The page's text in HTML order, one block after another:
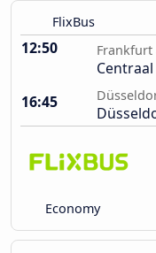
FlixBus
12:50 Frankfurt
16:45
Economy